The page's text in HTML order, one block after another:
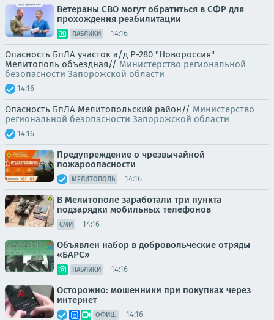
Ветераны СВО могут обратиться в СФР для
прохождения реабилитации
ПАБЛИКИ 14:16
Опасность БпЛА участок а/д Р-280 "Новороссия"
Мелитополь объездная// Министерство региональной
безопасности Запорожской области
14:16
Опасность БпЛА Мелитопольский район// Министерство
региональной безопасности Запорожской области
14:16
Предупреждение о чрезвычайной
пожароопасности
МЕЛИТОПОЛЬ 14:16
В Мелитополе заработали три пункта
подзарядки мобильных телефонов
СМИ 14:16
Объявлен набор в добровольческие отряды
«БАРС»
ПАБЛИКИ 14:16
Осторожно: мошенники при покупках через
интернет
ОФИЦ. 14:16